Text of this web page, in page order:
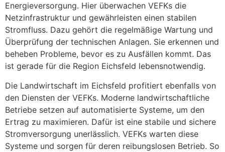
Energieversorgung. Hier überwachen VEFKs die
Netzinfrastruktur und gewährleisten einen stabilen
Stromfluss. Dazu gehört die regelmäßige Wartung und
Überprüfung der technischen Anlagen. Sie erkennen und
beheben Probleme, bevor es zu Ausfällen kommt. Das
ist gerade für die Region Eichsfeld lebensnotwendig.
Die Landwirtschaft im Eichsfeld profitiert ebenfalls von
den Diensten der VEFKs. Moderne landwirtschaftliche
Betriebe setzen auf automatisierte Systeme, um den
Ertrag zu maximieren. Dafür ist eine stabile und sichere
Stromversorgung unerlässlich. VEFKs warten diese
Systeme und sorgen für deren reibungslosen Betrieb. So